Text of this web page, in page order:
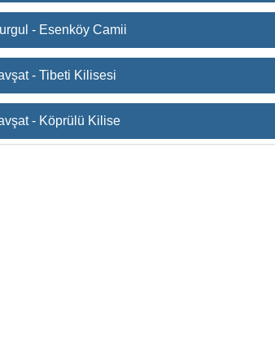
- Esenköy Camii
- Tibeti Kilisesi
- Köprülü Kilise